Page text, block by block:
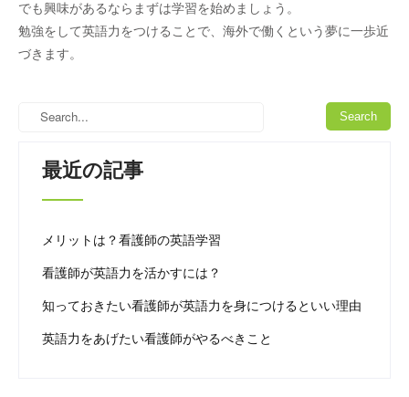
でも興味があるならまずは学習を始めましょう。
勉強をして英語力をつけることで、海外で働くという夢に一歩近
づきます。
最近の記事
メリットは？看護師の英語学習
看護師が英語力を活かすには？
知っておきたい看護師が英語力を身につけるといい理由
英語力をあげたい看護師がやるべきこと